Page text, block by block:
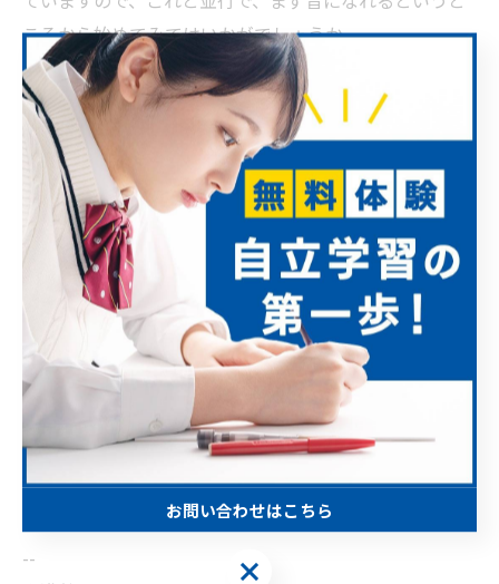
ころから始めてみてはいかがでしょうか。
高進塾では、ラジオの基礎英語Ⅰから小学生に指導して
いきますので、抵抗なく学習することができますので、
いつでもご相談におうじています。
お問い合わせは、TEL:０８０－４０６３－４７３７まで
いつでもお電話ください。お待ちしています。
高進塾について
さいたま市の塾は高進塾
アクセス
--------------------------------------------------------------------
--
お問い合わせはこちら
お問い合わせはこちら